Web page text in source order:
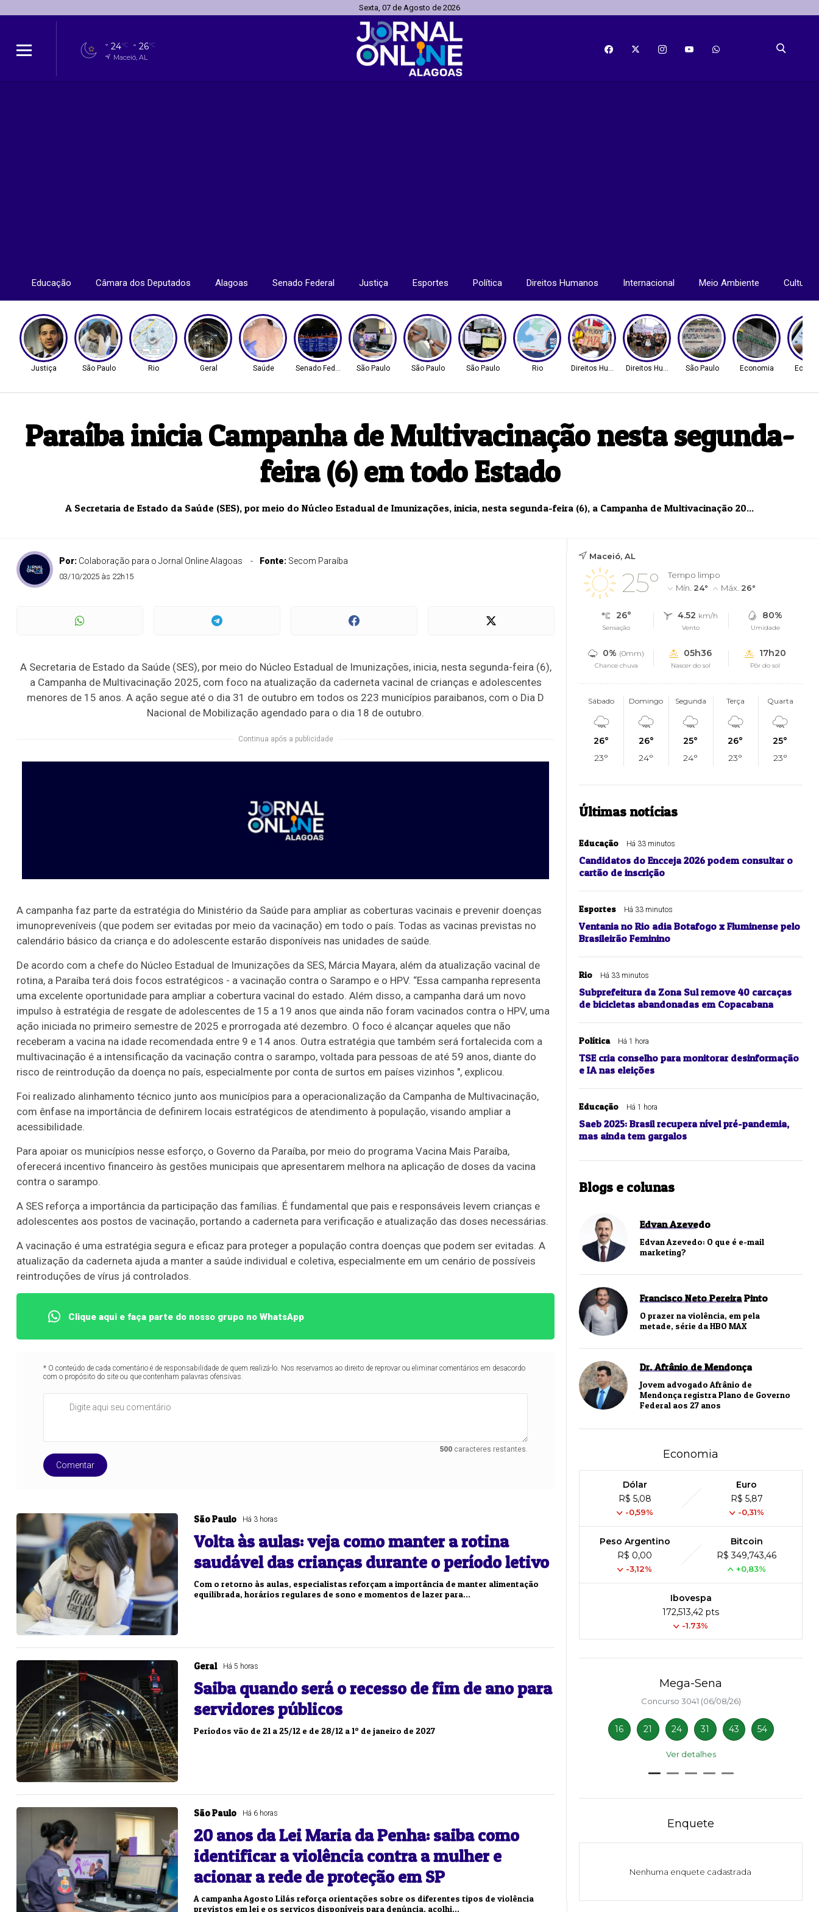
Sexta, 07 de Agosto de 2026
24°C 26°C
Maceió, AL
Educação Câmara dos Deputados Alagoas Senado Federal Justiça Esportes Política Direitos Humanos Internacional Meio Ambiente Cultura
Justiça São Paulo Rio Geral Saúde Senado Federal São Paulo São Paulo São Paulo Rio Direitos HumanosDireitos HumanosSão Paulo Economia
Paraíba inicia Campanha de Multivacinação nesta segunda-
feira (6) em todo Estado
A Secretaria de Estado da Saúde (SES), por meio do Núcleo Estadual de Imunizações, inicia, nesta segunda-feira (6), a Campanha de Multivacinação 20...
Por: Colaboração para o Jornal Online Alagoas Fonte: Secom Paraíba
03/10/2025 às 22h15
A Secretaria de Estado da Saúde (SES), por meio do Núcleo Estadual de Imunizações, inicia, nesta segunda-feira (6),
a Campanha de Multivacinação 2025, com foco na atualização da caderneta vacinal de crianças e adolescentes
menores de 15 anos. A ação segue até o dia 31 de outubro em todos os 223 municípios paraibanos, com o Dia D
Nacional de Mobilização agendado para o dia 18 de outubro.
Continua após a publicidade
A campanha faz parte da estratégia do Ministério da Saúde para ampliar as coberturas vacinais e prevenir doenças
imunopreveníveis (que podem ser evitadas por meio da vacinação) em todo o país. Todas as vacinas previstas no
calendário básico da criança e do adolescente estarão disponíveis nas unidades de saúde.
De acordo com a chefe do Núcleo Estadual de Imunizações da SES, Márcia Mayara, além da atualização vacinal de
rotina, a Paraíba terá dois focos estratégicos - a vacinação contra o Sarampo e o HPV. “Essa campanha representa
uma excelente oportunidade para ampliar a cobertura vacinal do estado. Além disso, a campanha dará um novo
impulso à estratégia de resgate de adolescentes de 15 a 19 anos que ainda não foram vacinados contra o HPV, uma
ação iniciada no primeiro semestre de 2025 e prorrogada até dezembro. O foco é alcançar aqueles que não
receberam a vacina na idade recomendada entre 9 e 14 anos. Outra estratégia que também será fortalecida com a
multivacinação é a intensificação da vacinação contra o sarampo, voltada para pessoas de até 59 anos, diante do
risco de reintrodução da doença no país, especialmente por conta de surtos em países vizinhos ", explicou.
Foi realizado alinhamento técnico junto aos municípios para a operacionalização da Campanha de Multivacinação,
com ênfase na importância de definirem locais estratégicos de atendimento à população, visando ampliar a
acessibilidade.
Para apoiar os municípios nesse esforço, o Governo da Paraíba, por meio do programa Vacina Mais Paraíba,
oferecerá incentivo financeiro às gestões municipais que apresentarem melhora na aplicação de doses da vacina
contra o sarampo.
A SES reforça a importância da participação das famílias. É fundamental que pais e responsáveis levem crianças e
adolescentes aos postos de vacinação, portando a caderneta para verificação e atualização das doses necessárias.
A vacinação é uma estratégia segura e eficaz para proteger a população contra doenças que podem ser evitadas. A
atualização da caderneta ajuda a manter a saúde individual e coletiva, especialmente em um cenário de possíveis
reintroduções de vírus já controlados.
Clique aqui e faça parte do nosso grupo no WhatsApp
* O conteúdo de cada comentário é de responsabilidade de quem realizá-lo. Nos reservamos ao direito de reprovar ou eliminar comentários em desacordo
com o propósito do site ou que contenham palavras ofensivas.
500caracteres restantes.
Comentar
São Paulo Há 3 horas
Volta às aulas: veja como manter a rotina
saudável das crianças durante o período letivo
Com o retorno às aulas, especialistas reforçam a importância de manter alimentação
equilibrada, horários regulares de sono e momentos de lazer para...
Geral Há 5 horas
Saiba quando será o recesso de fim de ano para
servidores públicos
Períodos vão de 21 a 25/12 e de 28/12 a 1º de janeiro de 2027
São Paulo Há 6 horas
20 anos da Lei Maria da Penha: saiba como
identificar a violência contra a mulher e
acionar a rede de proteção em SP
A campanha Agosto Lilás reforça orientações sobre os diferentes tipos de violência
previstos em lei e os serviços disponíveis para denúncia, acolhi...
Maceió, AL
25°
Tempo limpo
Mín. 24° Máx. 26°
26°
Sensação
4.52 km/h
Vento
80%
Umidade
0% (0mm)
Chance chuva
05h36
Nascer do sol
17h20
Pôr do sol
Sábado
26°
23°
Domingo
26°
24°
Segunda
25°
24°
Terça
26°
23°
Quarta
25°
23°
Últimas notícias
Educação Há 33 minutos
Candidatos do Encceja 2026 podem consultar o
cartão de inscrição
Esportes Há 33 minutos
Ventania no Rio adia Botafogo x Fluminense pelo
Brasileirão Feminino
Rio Há 33 minutos
Subprefeitura da Zona Sul remove 40 carcaças
de bicicletas abandonadas em Copacabana
Política Há 1 hora
TSE cria conselho para monitorar desinformação
e IA nas eleições
Educação Há 1 hora
Saeb 2025: Brasil recupera nível pré-pandemia,
mas ainda tem gargalos
Blogs e colunas
Edvan Azevedo
Edvan Azevedo: O que é e-mail
marketing?
Francisco Neto Pereira Pinto
O prazer na violência, em pela
metade, série da HBO MAX
Dr. Afrânio de Mendonça
Jovem advogado Afrânio de
Mendonça registra Plano de Governo
Federal aos 27 anos
Economia
Dólar
R$ 5,08
-0,59%
Euro
R$ 5,87
-0,31%
Peso Argentino
R$ 0,00
-3,12%
Bitcoin
R$ 349,743,46
+0,83%
Ibovespa
172,513,42 pts
-1.73%
3755 (06/08/26)
07 08 09 11
20 22 23 24
25
Lotomania
Concurso 2959 (05/08/26)
05 10 12 22 27 33
35
63
Duplasena
10 14
Mega-Sena
Concurso 3041 (06/08/26)
16 21 24 31 43 54
Ver detalhes
Enquete
Nenhuma enquete cadastrada